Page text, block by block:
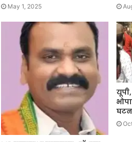
May 1, 2025